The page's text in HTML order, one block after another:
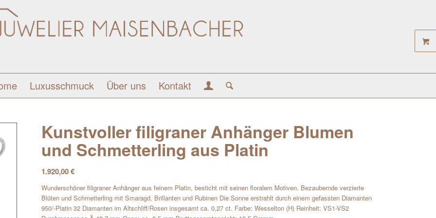
Luxusschmuck Über uns Kontakt
Kunstvoller filigraner Anhänger Blumen
und Schmetterling aus Platin
1.920,00€
Wunderschöner filigraner Anhänger aus feinem Platin, besticht mit seinen floralem Motiven. Bezaubernde verzierte
Blüten und Schmetterling mit Smaragd, Brillanten und Rubinen Die Sonne erstrahlt durch einem gefassten Diamanten
950/-Platin 32 Diamanten im Altschliff/Rosen insgesamt ca. 0,27 ct. Farbe: Wesselton (H) Reinheit: VS1-VS2